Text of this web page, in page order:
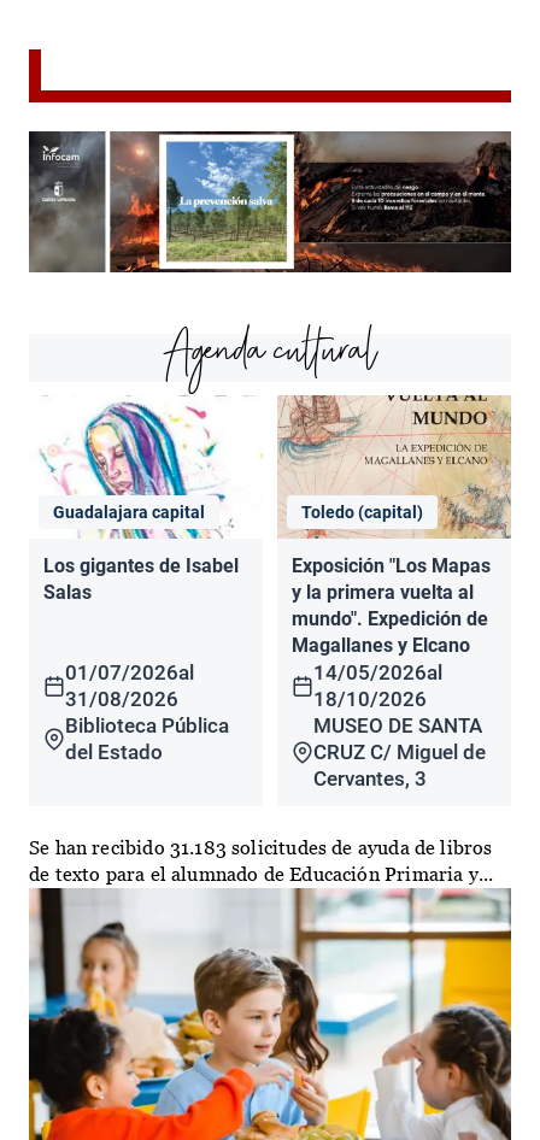
Agenda cultural
Guadalajara capital
Los gigantes de Isabel
Salas
01/07/2026al
31/08/2026
Biblioteca Pública
del Estado
Toledo (capital)
Exposición "Los Mapas
y la primera vuelta al
mundo". Expedición de
Magallanes y Elcano
14/05/2026al
18/10/2026
MUSEO DE SANTA
CRUZ C/ Miguel de
Cervantes, 3
Se han recibido 31.183 solicitudes de ayuda de libros
de texto para el alumnado de Educación Primaria y...